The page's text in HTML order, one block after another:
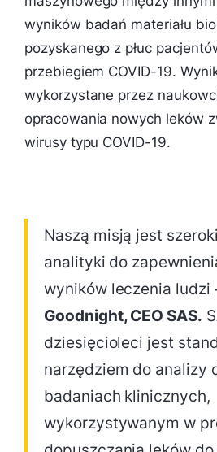
wyników badań materiału
pozyskanego z płuc
przebiegiem COVID-19.
wykorzystane przez
opracowania nowych leków
wirusy typu COVID-19.
Naszą misją jest
analityki do
wyników leczenia ludzi
Goodnight, CEO SAS.
dziesięcioleci jest
narzędziem do analizy
badaniach klinicznych,
wykorzystywanym w